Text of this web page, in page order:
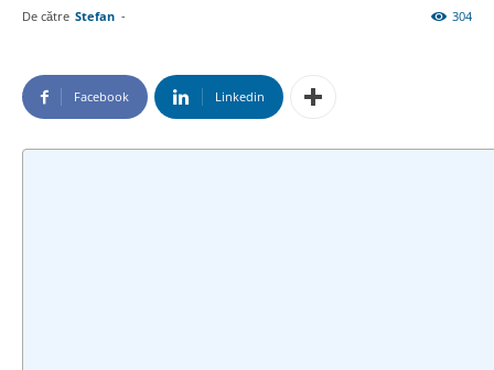
De către Stefan - 304
Facebook Linkedin